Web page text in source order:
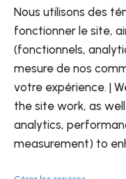
Nous utilisons des
fonctionner le site,
(fonctionnels,
mesure de nos
votre expérience. |
the site work, as
analytics,
measurement) to
Contactez-nous
FR